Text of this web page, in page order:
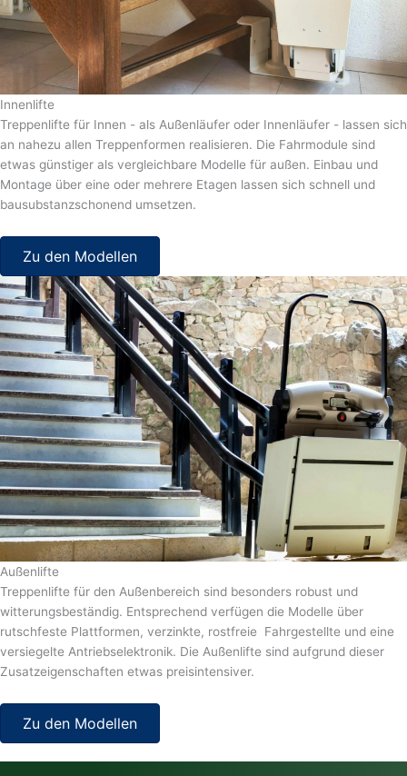
Innenlifte
Treppenlifte für Innen - als Außenläufer oder Innenläufer - lassen sich
an nahezu allen Treppenformen realisieren. Die Fahrmodule sind
etwas günstiger als vergleichbare Modelle für außen. Einbau und
Montage über eine oder mehrere Etagen lassen sich schnell und
bausubstanzschonend umsetzen.
Zu den Modellen
Außenlifte
Treppenlifte für den Außenbereich sind besonders robust und
witterungsbeständig. Entsprechend verfügen die Modelle über
rutschfeste Plattformen, verzinkte, rostfreie Fahrgestellte und eine
versiegelte Antriebselektronik. Die Außenlifte sind aufgrund dieser
Zusatzeigenschaften etwas preisintensiver.
Zu den Modellen